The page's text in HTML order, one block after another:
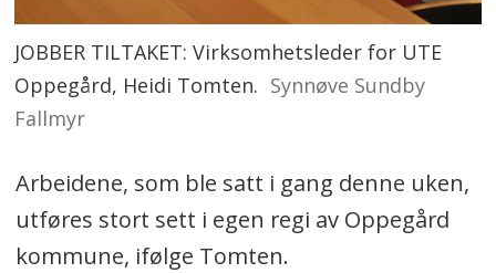
JOBBER TILTAKET: Virksomhetsleder for UTE
Oppegård, Heidi Tomten. Synnøve Sundby
Fallmyr
Arbeidene, som ble satt i gang denne uken,
utføres stort sett i egen regi av Oppegård
kommune, ifølge Tomten.